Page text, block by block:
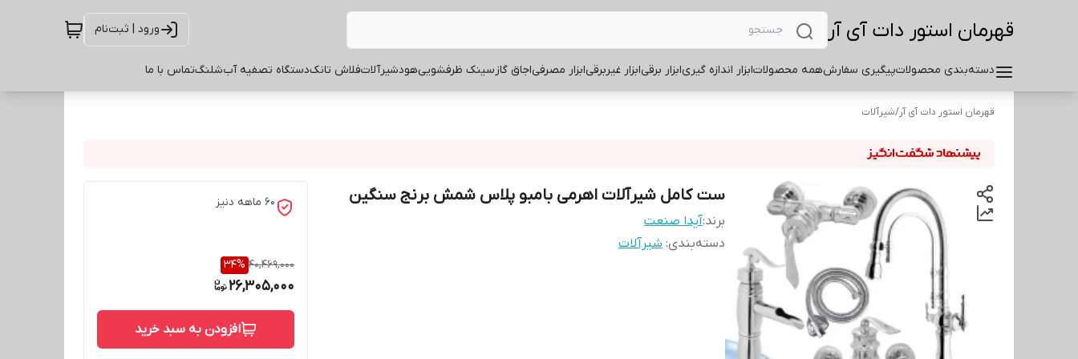
قهرمان استور دات آی آر ورود | ثبت‌نام
دسته‌بندی محصولاتپیگیری سفارشهمه محصولاتابزار اندازه گیریابزار برقیابزار غیربرقیابزار مصرفیاجاق گازسینک ظرفشوییهودشیرآلاتفلاش تانکدستگاه تصفیه آبشلنگتماس با ما
قهرمان استور دات آی آر/شیرآلات
ست کامل شیرآلات اهرمی بامبو پلاس شمش برنج سنگین
برند:آیدا صنعت
دسته‌بندی: شیرآلات
60 ماهه دنیز
40,469,000
34%
26,305,000
افزودن به سبد خرید